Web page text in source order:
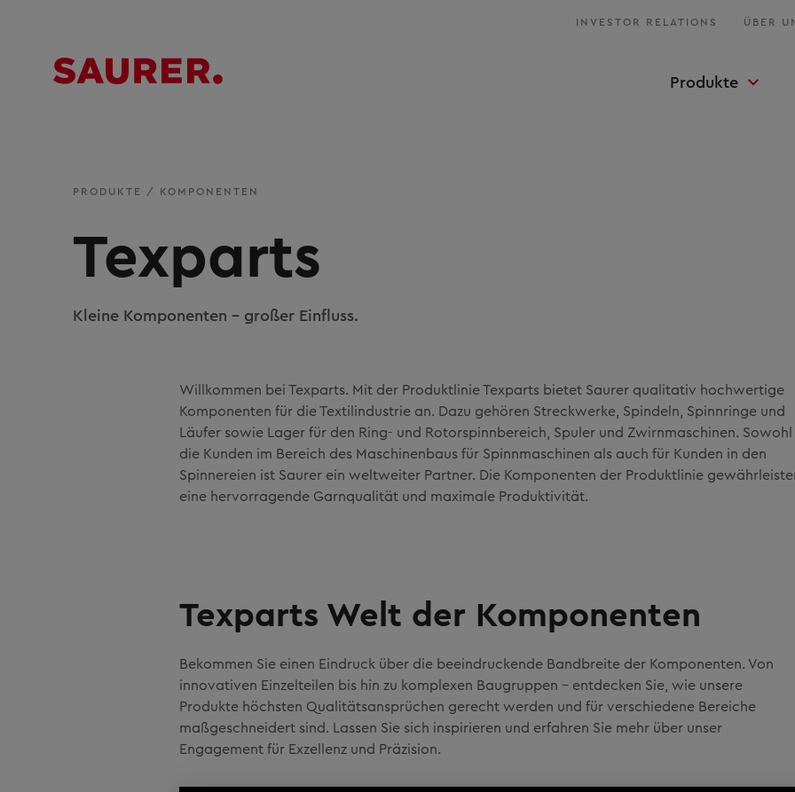
INVESTOR RELATIONS ÜBER
Produkte
PRODUKTE / KOMPONENTEN
Texparts
Kleine Komponenten - großer Einfluss.
Willkommen bei Texparts. Mit der Produktlinie Texparts bietet Saurer qualitativ hochwertige
Komponenten für die Textilindustrie an. Dazu gehören Streckwerke, Spindeln, Spinnringe und
Läufer sowie Lager für den Ring- und Rotorspinnbereich, Spuler und Zwirnmaschinen.
die Kunden im Bereich des Maschinenbaus für Spinnmaschinen als auch für Kunden in den
Spinnereien ist Saurer ein weltweiter Partner. Die Komponenten der Produktlinie
eine hervorragende Garnqualität und maximale Produktivität.
Texparts Welt der Komponenten
Bekommen Sie einen Eindruck über die beeindruckende Bandbreite der Komponenten. Von
innovativen Einzelteilen bis hin zu komplexen Baugruppen – entdecken Sie, wie unsere
Produkte höchsten Qualitätsansprüchen gerecht werden und für verschiedene Bereiche
maßgeschneidert sind. Lassen Sie sich inspirieren und erfahren Sie mehr über unser
Engagement für Exzellenz und Präzision.